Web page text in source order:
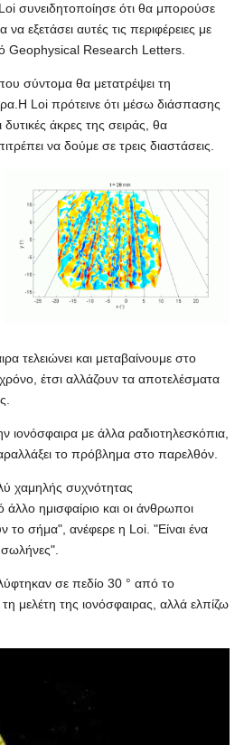
συνειδητοποίησε ότι θα μπορούσε
εξετάσει αυτές τις περιφέρειες με
Geophysical Research Letters.
σύντομα θα μετατρέψει τη
Loi πρότεινε ότι μέσω διάσπασης
άκρες της σειράς, θα
να δούμε σε τρεις διαστάσεις.
τελειώνει και μεταβαίνουμε στο
έτσι αλλάζουν τα αποτελέσματα
ιονόσφαιρα με άλλα ραδιοτηλεσκόπια,
το πρόβλημα στο παρελθόν.
χαμηλής συχνότητας
ημισφαίριο και οι άνθρωποι
το σήμα", ανέφερε η Loi. "Είναι ένα
σε πεδίο 30 ° από το
μελέτη της ιονόσφαιρας, αλλά ελπίζω